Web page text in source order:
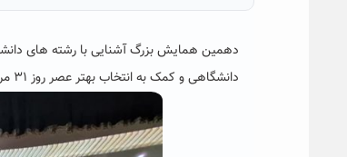
دهمین همایش بزرگ آشنایی با رشته های
دانشگاهی و کمک به انتخاب بهتر عصر روز ۳۱ مردادماه در دانشگاه حکیم سبزواری برگزار شد.